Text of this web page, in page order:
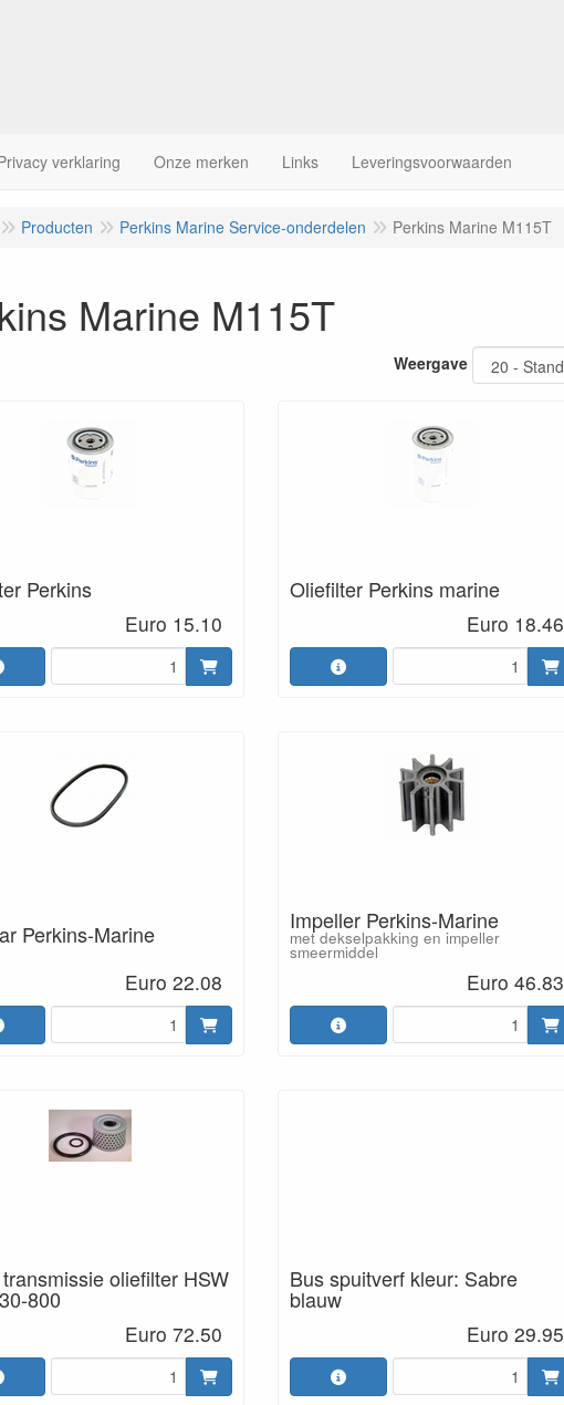
verklaring Onze merken Links Leveringsvoorwaarden
Producten Perkins Marine Service-onderdelen Perkins Marine M115T
Marine M115T
Weergave
Perkins
Euro 15.10
Oliefilter Perkins marine
Euro 18.46
Perkins-Marine
Euro 22.08
Impeller Perkins-Marine
met dekselpakking en impeller
smeermiddel
Euro 46.83
oliefilter HSW
800
Euro 72.50
Bus spuitverf kleur: Sabre
blauw
Euro 29.95